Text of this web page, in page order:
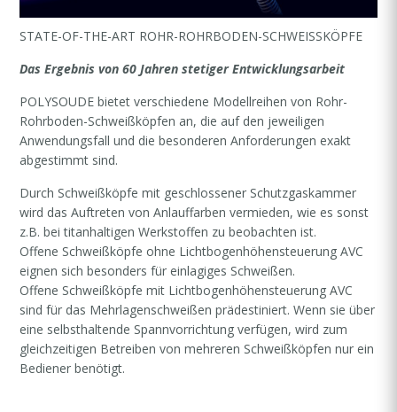
STATE-OF-THE-ART ROHR-ROHRBODEN-SCHWEISSKÖPFE
Das Ergebnis von 60 Jahren stetiger Entwicklungsarbeit
POLYSOUDE bietet verschiedene Modellreihen von Rohr-
Rohrboden-Schweißköpfen an, die auf den jeweiligen
Anwendungsfall und die besonderen Anforderungen exakt
abgestimmt sind.
Durch Schweißköpfe mit geschlossener Schutzgaskammer
wird das Auftreten von Anlauffarben vermieden, wie es sonst
z.B. bei titanhaltigen Werkstoffen zu beobachten ist.
Offene Schweißköpfe ohne Lichtbogenhöhensteuerung AVC
eignen sich besonders für einlagiges Schweißen.
Offene Schweißköpfe mit Lichtbogenhöhensteuerung AVC
sind für das Mehrlagenschweißen prädestiniert. Wenn sie über
eine selbsthaltende Spannvorrichtung verfügen, wird zum
gleichzeitigen Betreiben von mehreren Schweißköpfen nur ein
Bediener benötigt.